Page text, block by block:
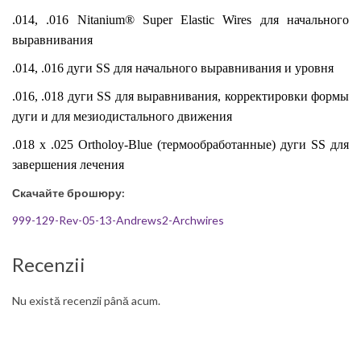
.014, .016 Nitanium® Super Elastic Wires для начального
выравнивания
.014, .016 дуги SS для начального выравнивания и уровня
.016, .018 дуги SS для выравнивания, корректировки формы
дуги и для мезиодистального движения
.018 x .025 Ortholoy-Blue (термообработанные) дуги SS для
завершения лечения
Скачайте брошюру:
999-129-Rev-05-13-Andrews2-Archwires
Recenzii
Nu există recenzii până acum.